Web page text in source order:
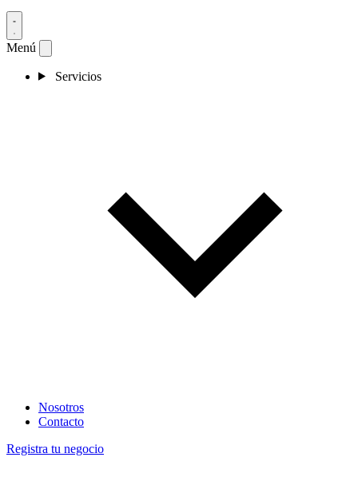
Menú
Servicios
Nosotros
Contacto
Registra tu negocio